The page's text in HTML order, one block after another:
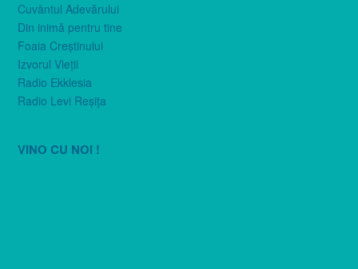
Cuvântul Adevărului
Din inimă pentru tine
Foaia Creştinului
Izvorul Vieţii
Radio Ekklesia
Radio Levi Reşiţa
VINO CU NOI !